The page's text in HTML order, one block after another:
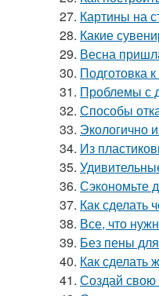
27. Картины на
28. Какие
29. Весна
30. Подготовка
31. Проблемы с
32. Способы
33. Экологично
34. Из
35.
36. Сэкономьте
37. Как сделать
38. Все, что
39. Без пены
40. Как сделать
41. Создай свою